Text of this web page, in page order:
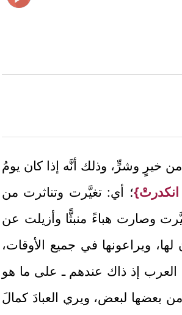
خيرٍ وشرٍّ، وذلك أنَّه إذا كان يومُ
انكدرتْ}؛ أي: تغيَّرت وتناثرت من
وصارت هباءً منبثًّا وأزيلت عن
ويراعونها في جميع الأوقات،
العرب إذ ذاك عندهم ـ على ما هو
بعضها لبعض، ويري العبادَ كمالَ